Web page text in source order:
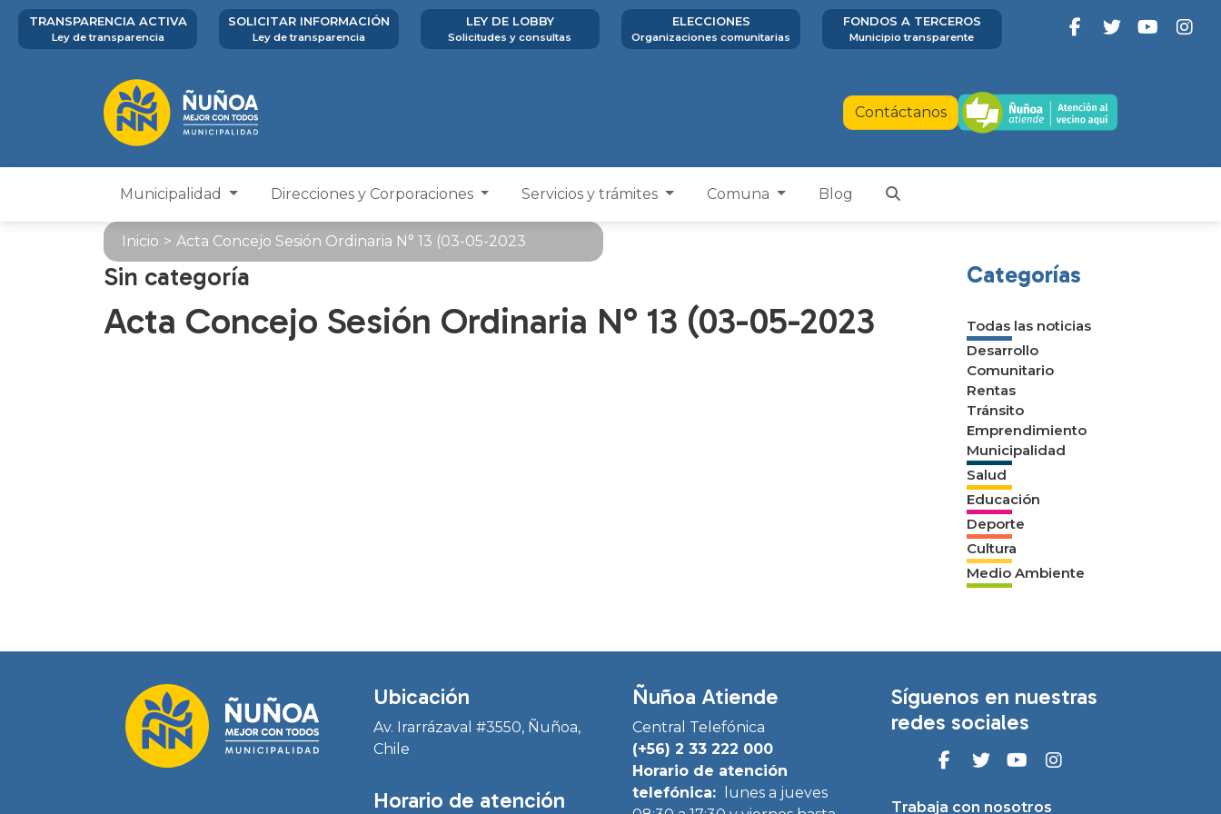
TRANSPARENCIA ACTIVA
Ley de transparencia
SOLICITAR INFORMACIÓN
Ley de transparencia
LEY DE LOBBY
Solicitudes y consultas
ELECCIONES
Organizaciones comunitarias
FONDOS A TERCEROS
Municipio transparente
Contáctanos
Municipalidad Direcciones y Corporaciones Servicios y trámites Comuna Blog
Inicio > Acta Concejo Sesión Ordinaria N° 13 (03-05-2023
Sin categoría
Acta Concejo Sesión Ordinaria N° 13 (03-05-2023
Categorías
Todas las noticias
Desarrollo
Comunitario
Rentas
Tránsito
Emprendimiento
Municipalidad
Salud
Educación
Deporte
Cultura
Medio Ambiente
Ubicación
Av. Irarrázaval #3550, Ñuñoa,
Chile
Horario de atención
Ñuñoa Atiende
Central Telefónica
(+56) 2 33 222 000
Horario de atención
telefónica:
lunes a jueves
Síguenos en nuestras
redes sociales
Trabaja con nosotros